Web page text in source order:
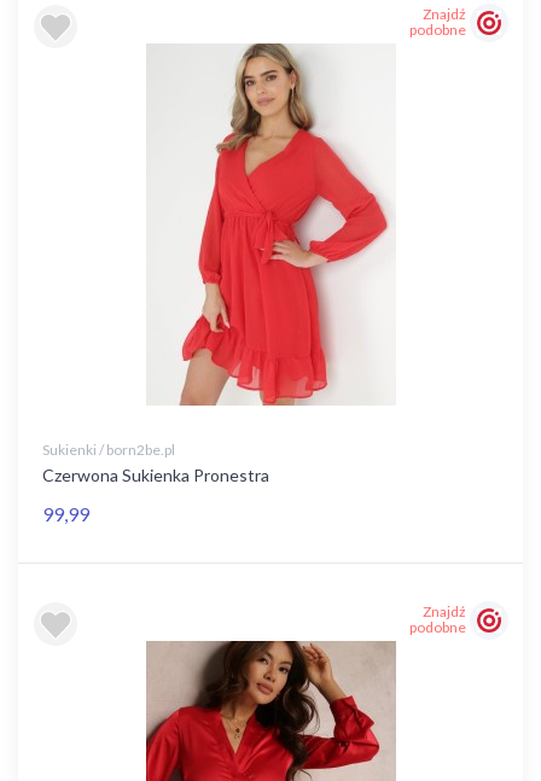
Znajdź
podobne
Sukienki / born2be.pl
Czerwona Sukienka Pronestra
99,99
Znajdź
podobne